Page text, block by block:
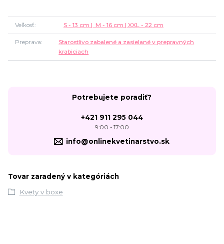
Veľkosť S - 13 cm | M - 16 cm | XXL - 22 cm
Preprava
Starostlivo zabalené a zasielané v prepravných
krabiciach
Potrebujete poradiť?
+421 911 295 044
9:00 - 17:00
info@onlinekvetinarstvo.sk
Tovar zaradený v kategóriách
Kvety v boxe